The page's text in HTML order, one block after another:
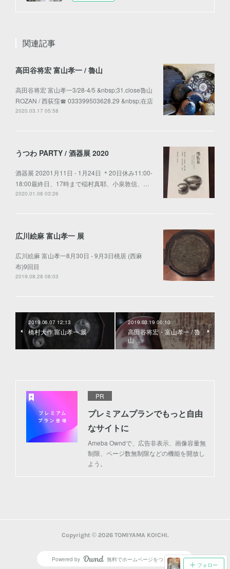
関連記事
高田谷将宏 富山孝一 / 魯山
高田谷将宏 富山孝一3/28-4/5 &nbsp;31.close魯山
ROZAN / 西荻窪☎︎ 033399503628.29 &nbsp;在店
2020.03.17 05:58
うつわ PARTY / 酒器展 2020
酒器展 20201月11日 - 1月24日 ＊20日休み11:00-
18:00最終日、17時まで稲村真耶、小泉敦信、…
2020.01.08 03:26
広川絵麻 富山孝一 展
広川絵麻 富山孝一8月30日 - 9月3日桃居 (西麻
布)9回目
2019.08.28 08:03
2019.06.07 12:13
橋村大作 富山孝一 展
2019.03.19 00:10
高田谷将宏・富山孝一 / 魯
山
PR
プレミアムプランでもっと自由
なサイトに
Ameba Owndで、広告非表示、画像容量無
制限、ページ数無制限などの機能を開放し
よう。
フォロー
Copyright © 2026 TOMIYAMA KOICHI.
Powered by AmebaOwnd
無料でホームページをつくろう